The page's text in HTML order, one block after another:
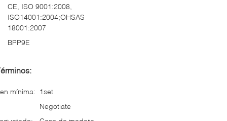
CE, ISO 9001:2008,
ISO14001:2004;OHSAS
18001:2007
BPP9E
mínima: 1set
Negotiate